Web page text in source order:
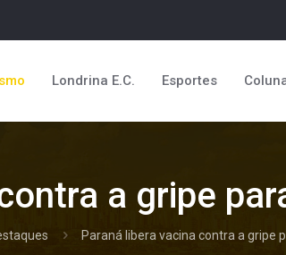
Londrina E.C. Esportes
a gripe
Paraná libera vacina contra a gripe